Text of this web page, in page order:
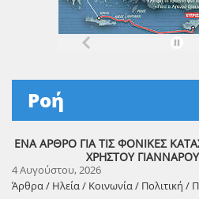
Ροή
ΕΝΑ ΑΡΘΡΟ ΓΙΑ ΤΙΣ ΦΟΝΙΚΕΣ
ΧΡΗΣΤΟΥ
4 Αυγούστου, 2026
Άρθρα / Ηλεία / Κοινωνία / Πολιτική /